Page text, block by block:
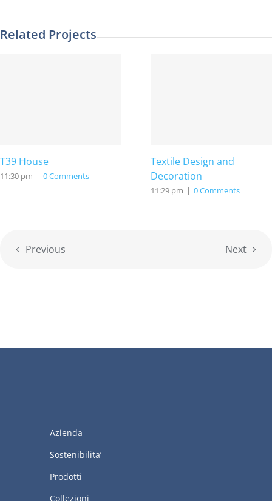
Related Projects
T39 House
11:30 pm | 0 Comments
Textile Design and
Decoration
11:29 pm | 0 Comments
Previous Next
Azienda
Sostenibilita’
Prodotti
Collezioni